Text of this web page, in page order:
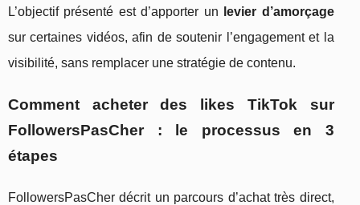
L’objectif présenté est d’apporter un
levier d’amorçage
sur certaines vidéos, afin de soutenir l’engagement et la
visibilité, sans remplacer une stratégie de contenu.
Comment acheter des likes TikTok sur
FollowersPasCher : le processus en 3
étapes
FollowersPasCher décrit un parcours d’achat très direct,